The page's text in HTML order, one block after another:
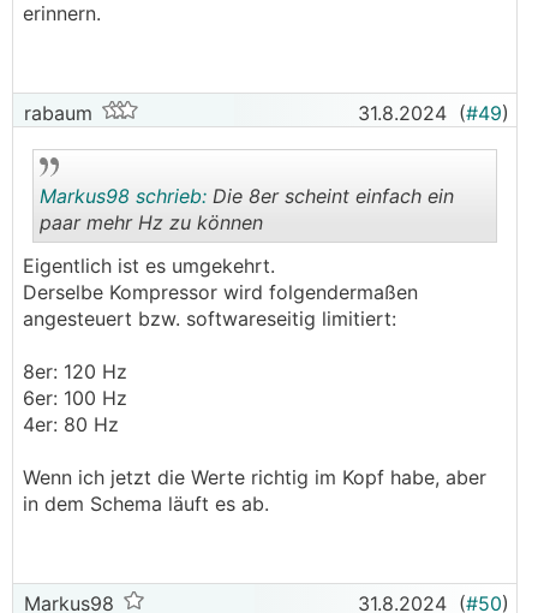
erinnern.
rabaum 31.8.2024 (#49)
..
Markus98 schrieb: Die 8er scheint einfach ein
paar mehr Hz zu können
Eigentlich ist es umgekehrt.
Derselbe Kompressor wird folgendermaßen
angesteuert bzw. softwareseitig limitiert:
8er: 120 Hz
6er: 100 Hz
4er: 80 Hz
Wenn ich jetzt die Werte richtig im Kopf habe, aber
in dem Schema läuft es ab.
Markus98 31.8.2024 (#50)